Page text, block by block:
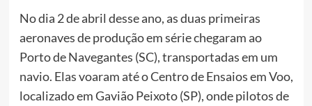
No dia 2 de abril desse ano, as duas primeiras
aeronaves de produção em série chegaram ao
Porto de Navegantes (SC), transportadas em um
navio. Elas voaram até o Centro de Ensaios em Voo,
localizado em Gavião Peixoto (SP), onde pilotos de